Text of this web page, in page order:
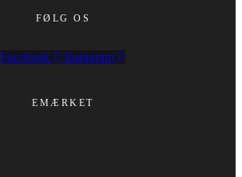
FØLG OS
Facebook Instagram
EMÆRKET